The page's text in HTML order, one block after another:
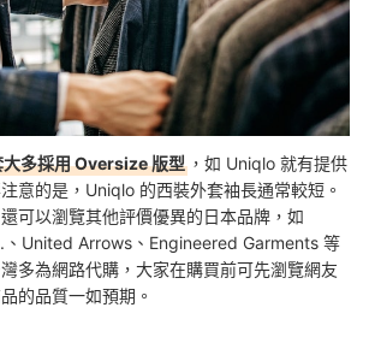
多採用 Oversize 版型 ，如 Uniqlo 就有提供
意的是，Uniqlo 的西裝外套袖長通常較短。
可以瀏覽其他評價優異的日本品牌，如
United Arrows、Engineered Garments 等
多為網路代購，大家在購買前可先瀏覽網友
的品質一如預期。